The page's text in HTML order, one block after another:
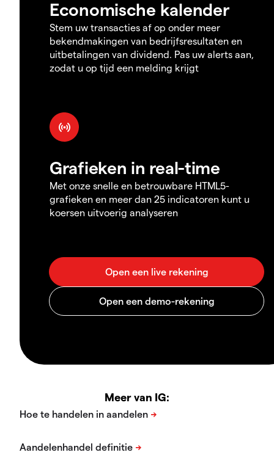
Economische kalender
Stem uw transacties af op onder meer
bekendmakingen van bedrijfsresultaten en
uitbetalingen van dividend. Pas uw alerts aan,
zodat u op tijd een melding krijgt
Grafieken in real-time
Met onze snelle en betrouwbare HTML5-
grafieken en meer dan 25 indicatoren kunt u
koersen uitvoerig analyseren
Meer van IG: